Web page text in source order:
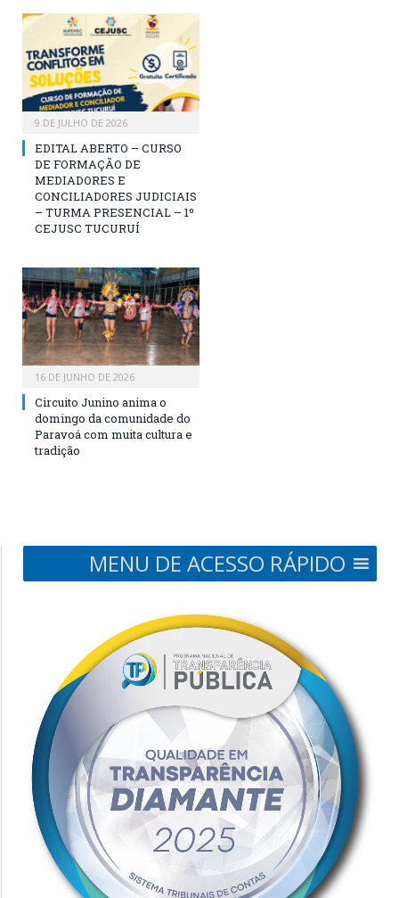
9 DE JULHO DE 2026
EDITAL ABERTO – CURSO
DE FORMAÇÃO DE
MEDIADORES E
CONCILIADORES JUDICIAIS
– TURMA PRESENCIAL – 1º
CEJUSC TUCURUÍ
16 DE JUNHO DE 2026
Circuito Junino anima o
domingo da comunidade do
Paravoá com muita cultura e
tradição
MENU DE ACESSO RÁPIDO